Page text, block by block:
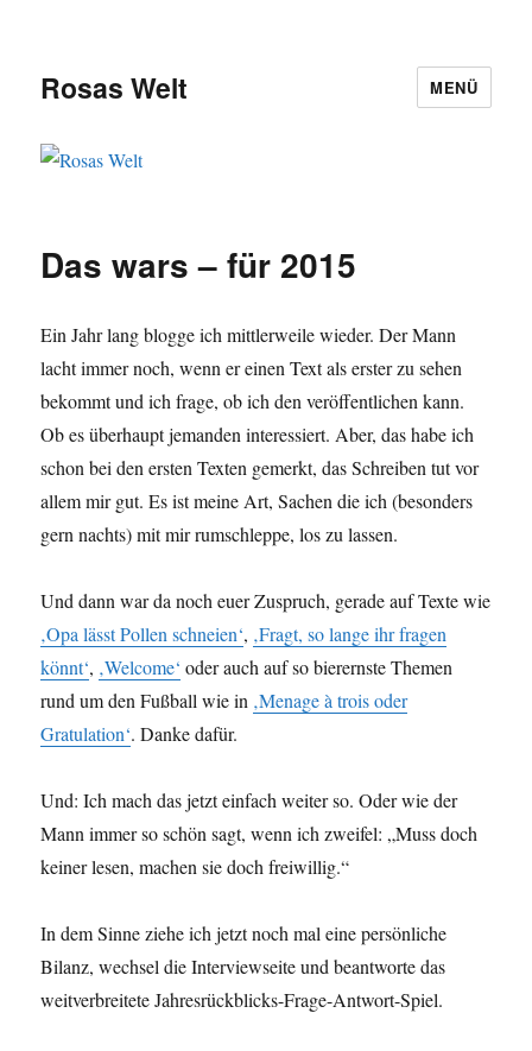
Rosas Welt MENÜ
Das wars – für 2015
Ein Jahr lang blogge ich mittlerweile wieder. Der Mann
lacht immer noch, wenn er einen Text als erster zu sehen
bekommt und ich frage, ob ich den veröffentlichen kann.
Ob es überhaupt jemanden interessiert. Aber, das habe ich
schon bei den ersten Texten gemerkt, das Schreiben tut vor
allem mir gut. Es ist meine Art, Sachen die ich (besonders
gern nachts) mit mir rumschleppe, los zu lassen.
Und dann war da noch euer Zuspruch, gerade auf Texte wie
‚Opa lässt Pollen schneien‘, ‚Fragt, so lange ihr fragen
könnt‘, ‚Welcome‘ oder auch auf so bierernste Themen
rund um den Fußball wie in ‚Menage à trois oder
Gratulation‘. Danke dafür.
Und: Ich mach das jetzt einfach weiter so. Oder wie der
Mann immer so schön sagt, wenn ich zweifel: „Muss doch
keiner lesen, machen sie doch freiwillig.“
In dem Sinne ziehe ich jetzt noch mal eine persönliche
Bilanz, wechsel die Interviewseite und beantworte das
weitverbreitete Jahresrückblicks-Frage-Antwort-Spiel.